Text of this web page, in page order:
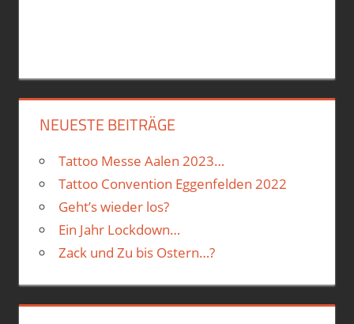
NEUESTE BEITRÄGE
Tattoo Messe Aalen 2023…
Tattoo Convention Eggenfelden 2022
Geht’s wieder los?
Ein Jahr Lockdown…
Zack und Zu bis Ostern…?